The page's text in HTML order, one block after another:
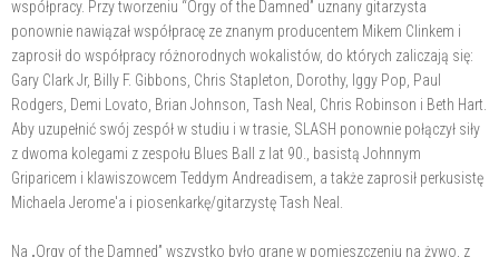
współpracy. Przy tworzeniu “Orgy of the Damned” uznany gitarzysta
ponownie nawiązał współpracę ze znanym producentem Mikem Clinkem i
zaprosił do współpracy różnorodnych wokalistów, do których zaliczają się:
Gary Clark Jr, Billy F. Gibbons, Chris Stapleton, Dorothy, Iggy Pop, Paul
Rodgers, Demi Lovato, Brian Johnson, Tash Neal, Chris Robinson i Beth Hart.
Aby uzupełnić swój zespół w studiu i w trasie, SLASH ponownie połączył siły
z dwoma kolegami z zespołu Blues Ball z lat 90., basistą Johnnym
Griparicem i klawiszowcem Teddym Andreadisem, a także zaprosił perkusistę
Michaela Jerome'a i piosenkarkę/gitarzystę Tash Neal.
Na „Orgy of the Damned” wszystko było grane w pomieszczeniu na żywo, z